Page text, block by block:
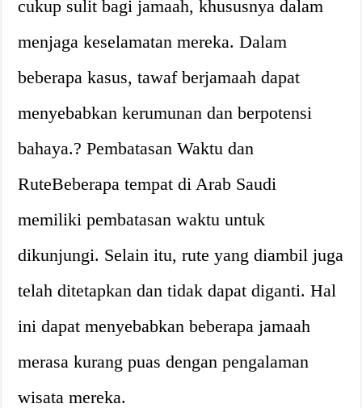
cukup sulit bagi jamaah, khususnya dalam
menjaga keselamatan mereka. Dalam
beberapa kasus, tawaf berjamaah dapat
menyebabkan kerumunan dan berpotensi
bahaya.? Pembatasan Waktu dan
RuteBeberapa tempat di Arab Saudi
memiliki pembatasan waktu untuk
dikunjungi. Selain itu, rute yang diambil juga
telah ditetapkan dan tidak dapat diganti. Hal
ini dapat menyebabkan beberapa jamaah
merasa kurang puas dengan pengalaman
wisata mereka.